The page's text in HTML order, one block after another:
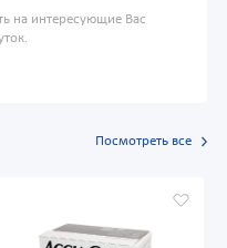
на интересующие Вас
Посмотреть все